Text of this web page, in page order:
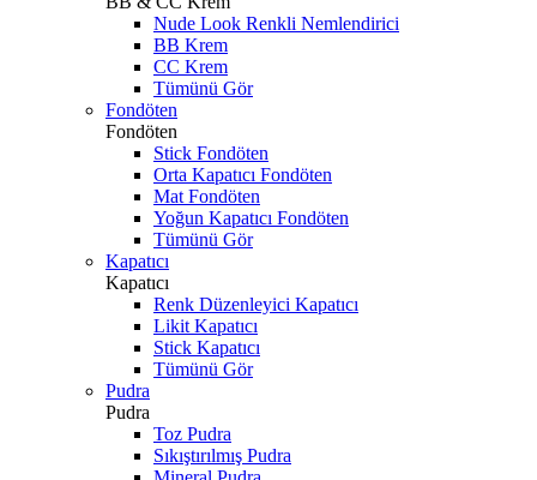
Nude Look Renkli Nemlendirici
BB Krem
CC Krem
Tümünü Gör
Fondöten
Fondöten
Stick Fondöten
Orta Kapatıcı Fondöten
Mat Fondöten
Yoğun Kapatıcı Fondöten
Tümünü Gör
Kapatıcı
Kapatıcı
Renk Düzenleyici Kapatıcı
Likit Kapatıcı
Stick Kapatıcı
Tümünü Gör
Pudra
Pudra
Toz Pudra
Sıkıştırılmış Pudra